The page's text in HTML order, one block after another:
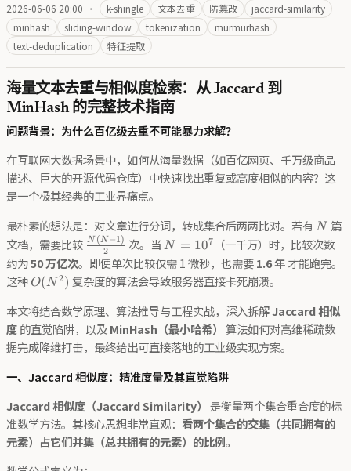
2026-06-06 20:00 · k-shingle 文本去重 防篡改
jaccard-similarity
minhash
sliding-window tokenization
murmurhash
text-deduplication
特征提取
海量文本去重与相似度检索：从 Jaccard 到
MinHash 的完整技术指南
问题背景：为什么百亿级去重不可能暴力求解？
在互联网大数据场景中，如何从海量数据（如百亿网页、千万级商品
描述、巨大的开源代码仓库）中快速找出重复或高度相似的内容？这
是一个极其经典的工业界痛点。
最朴素的想法是：对文章进行分词，转成集合后两两比对。若有 N
N 篇
文档，需要比较 \frac{N(N-
1)}{2}
2
N (N−1) 次。当 N =
10^7
N = 107
（一千万）时，比较次数
约为50 万亿次。即便单次比较仅需 1 微秒，也需要1.6 年才能跑完。
这种O(N^2)
O(N 2) 复杂度的算法会导致服务器直接卡死崩溃。
本文将结合数学原理、算法推导与工程实战，深入拆解Jaccard 相似
度的直觉陷阱，以及MinHash（最小哈希） 算法如何对高维稀疏数
据完成降维打击，最终给出可直接落地的工业级实现方案。
一、Jaccard 相似度：精准度量及其直觉陷阱
Jaccard 相似度（Jaccard Similarity） 是衡量两个集合重合度的标
准数学方法。其核心思想非常直观： 看两个集合的交集（共同拥有的
元素）占它们并集（总共拥有的元素）的比例。